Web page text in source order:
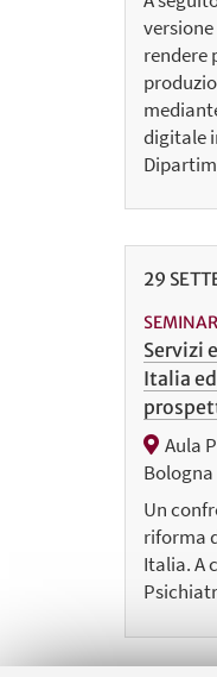
rendere
digitale
29
Servizi
Italia
Aula
Bologna
Un
riforma
Italia. A